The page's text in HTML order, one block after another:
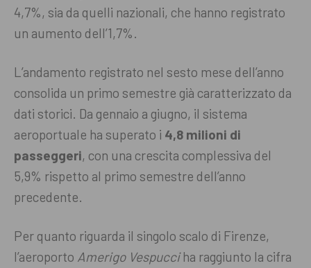
4,7%, sia da quelli nazionali, che hanno registrato
un aumento dell’1,7%
L’andamento registrato nel sesto mese dell’anno
consolida un primo semestre già caratterizzato da
dati storici. Da gennaio a giugno, il sistema
aeroportuale ha superato i 4,8 milioni di
passeggeri, con una crescita complessiva del
5,9% rispetto al primo semestre dell’anno
precedente
Per quanto riguarda il singolo scalo di Firenze,
l’aeroporto Amerigo Vespucciha raggiunto la cifra